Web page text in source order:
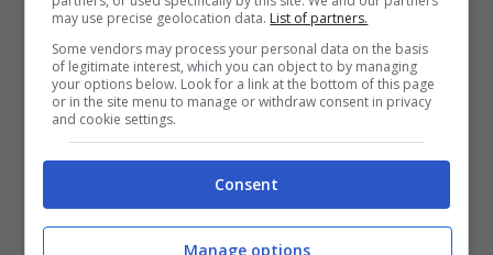
riunioni e probabilmente anche ad
assicurarsi che la macchina del caffè sia
accesa. Un altro fatto molto inusuale che
sta avvenendo, riguarda la pianificazione
delle giornate di Obama: solitamente
l’ufficio che si occupa della
may use precise geolocation data. List of partners.
Some vendors may process your personal data on the basis
of legitimate interest, which you can object to by managing
your options below. Look for a link at the bottom of this page
or in the site menu to manage or withdraw consent in privacy
and cookie settings.
Consent
Manage options